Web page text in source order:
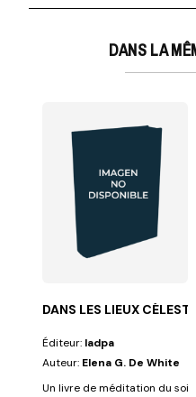
DANS LA
DANS LES LIEUX
Éditeur: Iadpa
Auteur: Elena G. De White
Un livre de méditation du